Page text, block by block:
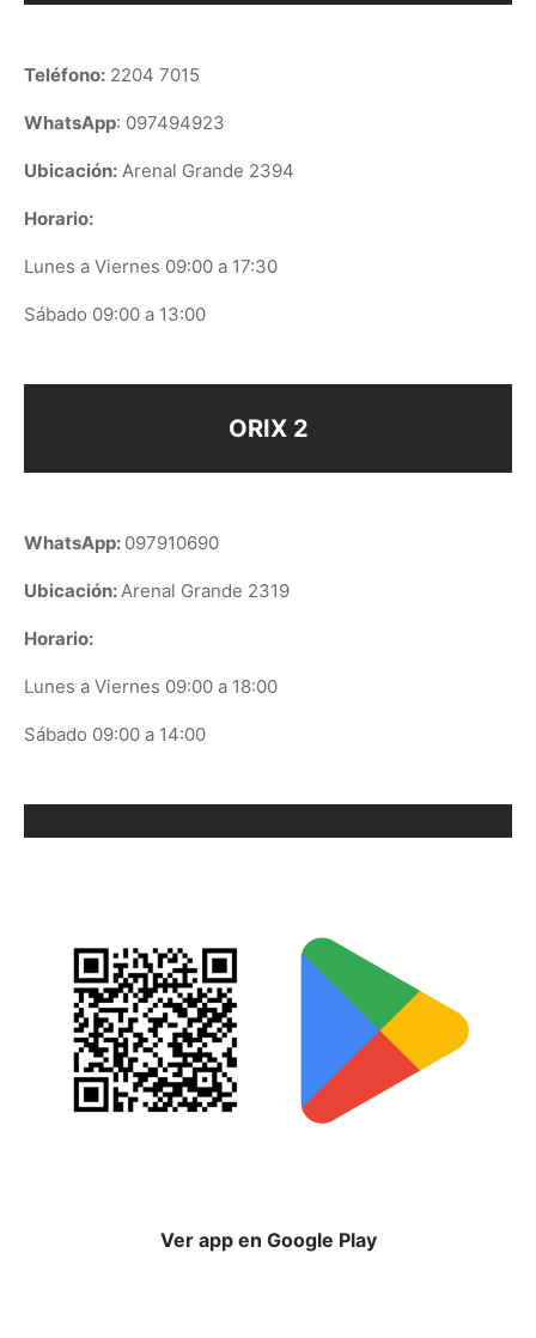
Teléfono: 2204 7015
WhatsApp: 097494923
Ubicación: Arenal Grande 2394
Horario:
Lunes a Viernes 09:00 a 17:30
Sábado 09:00 a 13:00
ORIX 2
WhatsApp: 097910690
Ubicación:Arenal Grande 2319
Horario:
Lunes a Viernes 09:00 a 18:00
Sábado 09:00 a 14:00
Ver app en Google Play